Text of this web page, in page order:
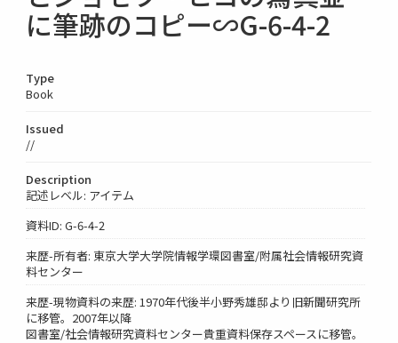
に筆跡のコピー∽G-6-4-2
Type
Book
Issued
//
Description
記述レベル: アイテム
資料ID: G-6-4-2
来歴-所有者: 東京大学大学院情報学環図書室/附属社会情報研究資
料センター
来歴-現物資料の来歴: 1970年代後半小野秀雄邸より旧新聞研究所
に移管。2007年以降
図書室/社会情報研究資料センター貴重資料保存スペースに移管。